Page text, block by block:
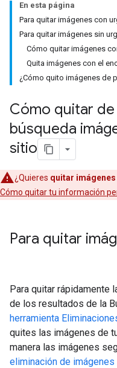
En esta página
Para quitar imágenes con
Para quitar imágenes sin
Cómo quitar imágenes
Quita imágenes con el
¿Cómo quito imágenes de
Cómo quitar
búsqueda
sitio
¿Quieres quitar
Cómo quitar tu información
Para quitar
Para quitar rápidamente
de los resultados de la
herramienta
quites las imágenes de
manera las imágenes
eliminación de imágenes